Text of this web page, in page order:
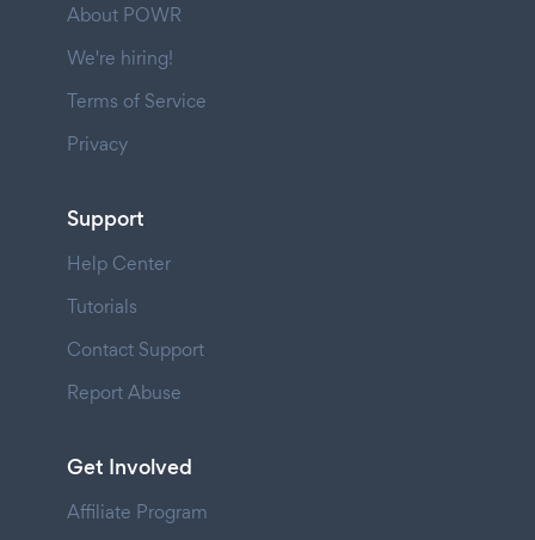
About POWR
We're hiring!
Terms of Service
Privacy
Support
Help Center
Tutorials
Contact Support
Report Abuse
Get Involved
Affiliate Program